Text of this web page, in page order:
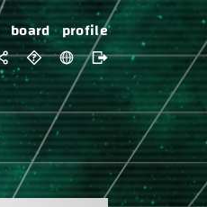
board profile